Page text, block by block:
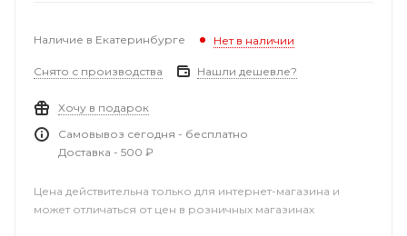
Наличие в Екатеринбурге Нет в наличии
Снято с производства Нашли дешевле?
Хочу в подарок
Самовывоз сегодня - бесплатно
Доставка - 500 ₽
Цена действительна только для интернет-магазина и
может отличаться от цен в розничных магазинах